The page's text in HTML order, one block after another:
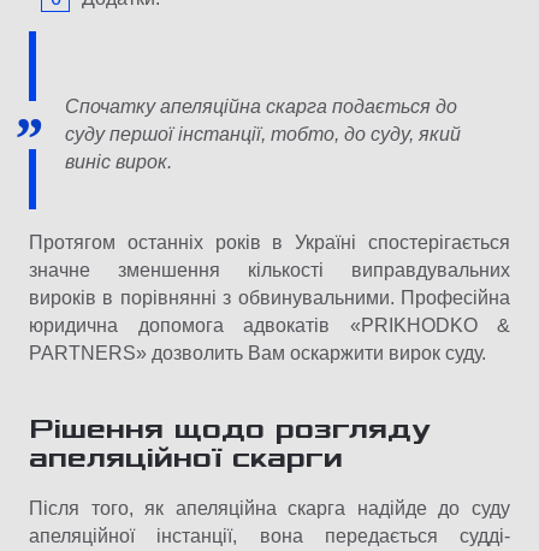
Спочатку апеляційна скарга подається до
суду першої інстанції, тобто, до суду, який
виніс вирок.
Протягом останніх років в Україні спостерігається
значне зменшення кількості виправдувальних
вироків в порівнянні з обвинувальними. Професійна
юридична допомога адвокатів «PRIKHODKO &
PARTNERS» дозволить Вам оскаржити вирок суду.
Рішення щодо розгляду
апеляційної скарги
Після того, як апеляційна скарга надійде до суду
апеляційної інстанції, вона передається судді-